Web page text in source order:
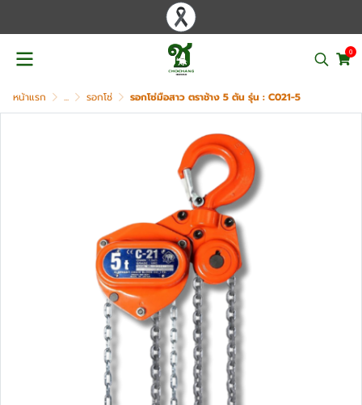
0
หน้าแรก ... รอกโซ่ รอกโซ่มือสาว ตราช้าง 5 ตัน รุ่น : C021-5